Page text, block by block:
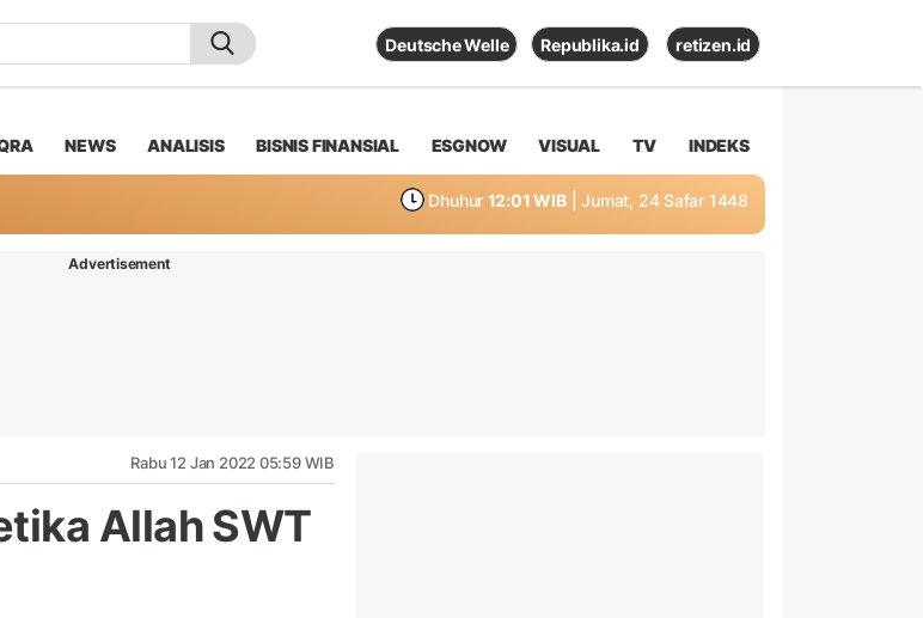
Deutsche Welle Republika.id retizen.id
NEWS ANALISIS BISNIS FINANSIAL ESGNOW VISUAL TV INDEKS
Dhuhur 12:01 WIB | Jumat, 24 Safar 1448
Advertisement
Rabu 12 Jan 2022 05:59 WIB
Allah SWT